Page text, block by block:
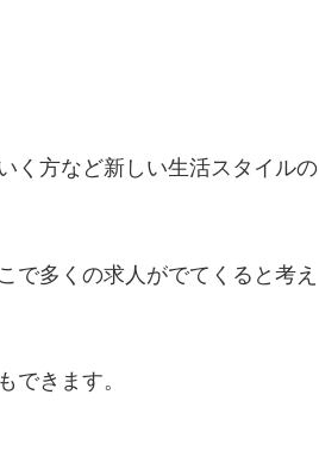
く方など新しい生活スタイルの
で多くの求人がでてくると考え
できます。